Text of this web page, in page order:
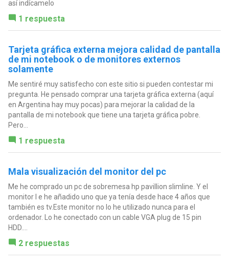
así indícamelo
1 respuesta
Tarjeta gráfica externa mejora calidad de pantalla
de mi notebook o de monitores externos
solamente
Me sentiré muy satisfecho con este sitio si pueden contestar mi
pregunta. He pensado comprar una tarjeta gráfica externa (aquí
en Argentina hay muy pocas) para mejorar la calidad de la
pantalla de mi notebook que tiene una tarjeta gráfica pobre.
Pero...
1 respuesta
Mala visualización del monitor del pc
Me he comprado un pc de sobremesa hp pavillion slimline. Y el
monitor l e he añadido uno que ya tenía desde hace 4 años que
también es tv.Este monitor no lo he utilizado nunca para el
ordenador. Lo he conectado con un cable VGA plug de 15 pin
HDD....
2 respuestas